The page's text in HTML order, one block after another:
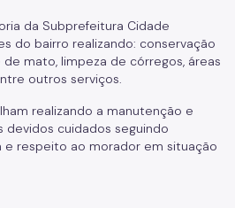
da Subprefeitura Cidade
do bairro realizando: conservação
mato, limpeza de córregos, áreas
outros serviços.
realizando a manutenção e
devidos cuidados seguindo
e respeito ao morador em situação